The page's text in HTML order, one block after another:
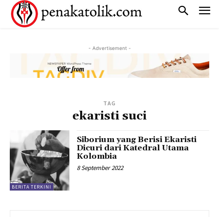
- Advertisement -
TAG
ekaristi suci
BERITA TERKINI
Siborium yang Berisi Ekaristi
Dicuri dari Katedral Utama
Kolombia
8 September 2022